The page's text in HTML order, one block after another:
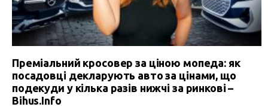
Преміальний кросовер за ціною мопеда: як
посадовці декларують авто за цінами, що
подекуди у кілька разів нижчі за ринкові –
Bihus.Info